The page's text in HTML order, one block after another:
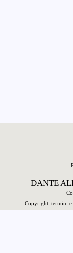
DANTE
Copyright, termini